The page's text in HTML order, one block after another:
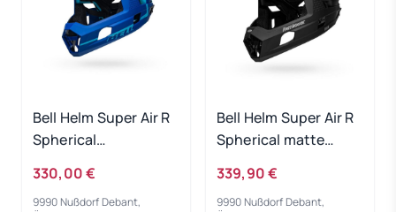
Bell Helm Super Air R
Spherical
330,00 €
9990 Nußdorf Debant,
Bell Helm Super Air R
Spherical matte
- S
339,90 €
9990 Nußdorf Debant,